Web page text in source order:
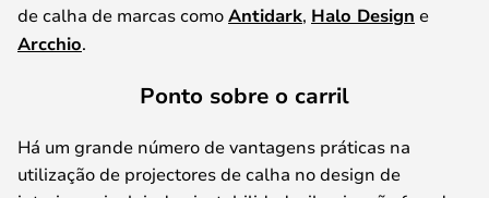
de calha de marcas comoAntidark, Halo Design e
Arcchio.
Ponto sobre o carril
Há um grande número de vantagens práticas na
utilização de projectores de calha no design de